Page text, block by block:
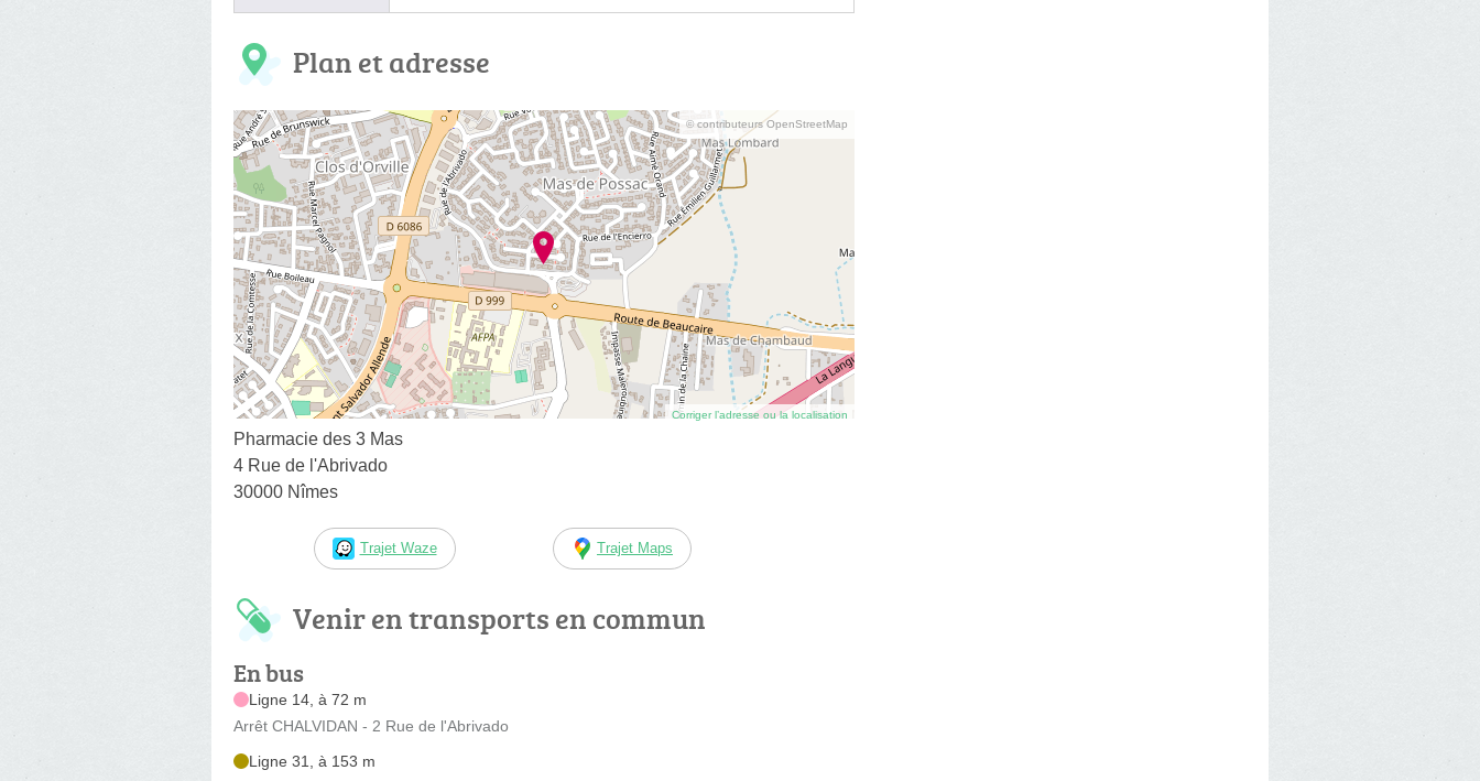
Plan et adresse
© contributeurs OpenStreetMap
Corriger l’adresse ou la localisation
Pharmacie des 3 Mas
4 Rue de l'Abrivado
30000 Nîmes
Trajet Waze Trajet Maps
Venir en transports en commun
En bus
Ligne 14, à 72 m
Arrêt CHALVIDAN - 2 Rue de l'Abrivado
Ligne 31, à 153 m